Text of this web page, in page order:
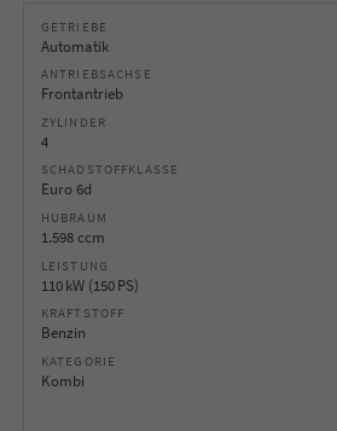
GETRIEBE
Automatik
ANTRIEBSACHSE
Frontantrieb
ZYLINDER
4
SCHADSTOFFKLASSE
Euro 6d
HUBRAUM
1.598 ccm
LEISTUNG
110 kW (150 PS)
KRAFTSTOFF
Benzin
KATEGORIE
Kombi